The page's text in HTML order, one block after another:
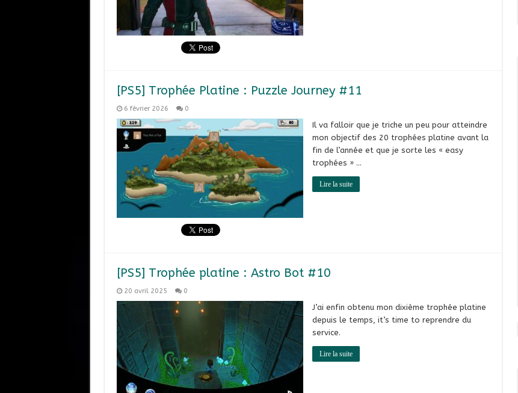
[PS5] Trophée Platine : Puzzle Journey #11
6 février 2026 0
Il va falloir que je triche un peu pour atteindre
mon objectif des 20 trophées platine avant la
fin de l’année et que je sorte les « easy
trophées » …
Lire la suite
[PS5] Trophée platine : Astro Bot #10
20 avril 2025 0
J’ai enfin obtenu mon dixième trophée platine
depuis le temps, it’s time to reprendre du
service.
Lire la suite